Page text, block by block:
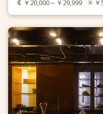
￥20,000～￥29,999